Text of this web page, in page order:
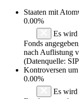
Staaten mit
0.00%
Es wird
Fonds
nach Auflistung
(Datenquelle:
Kontroversen
0.00%
Es wird